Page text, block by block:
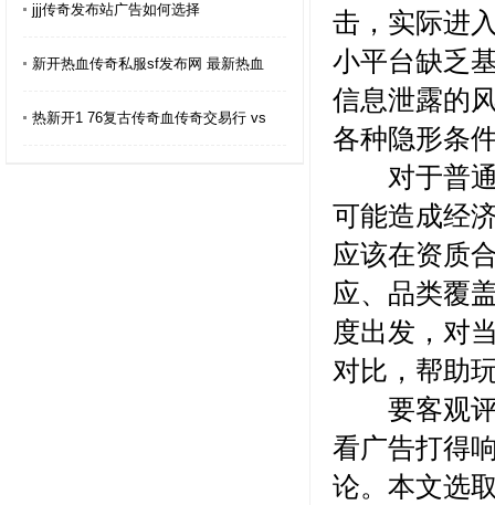
jjj传奇发布站广告如何选择
新开热血传奇私服sf发布网 最新热血
热新开1 76复古传奇血传奇交易行 vs
击，实际进
小平台缺乏
信息泄露的
各种隐形条
对于普通
可能造成经
应该在资质
应、品类覆
度出发，对
对比，帮助
要客观评
看广告打得
论。本文选